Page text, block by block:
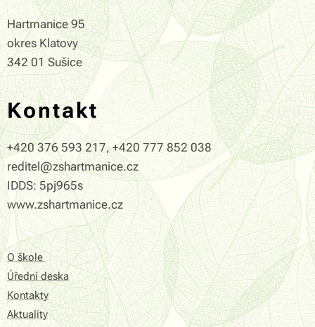
Hartmanice 95
okres Klatovy
342 01 Sušice
Kontakt
+420 376 593 217, +420 777 852 038
reditel@zshartmanice.cz
IDDS: 5pj965s
www.zshartmanice.cz
O škole
Úřední deska
Kontakty
Aktuality